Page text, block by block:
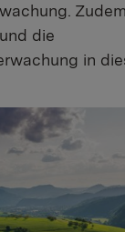
die
in